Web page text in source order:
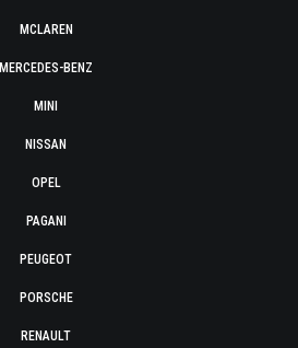
MCLAREN
MERCEDES-BENZ
MINI
NISSAN
OPEL
PAGANI
PEUGEOT
PORSCHE
RENAULT